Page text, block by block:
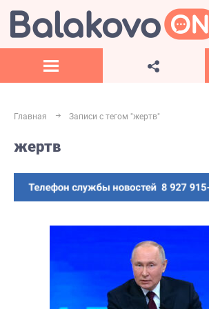
Главная Записи с тегом "жертв"
жертв